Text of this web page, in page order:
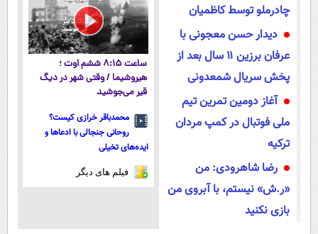
چادرملو توسط کاظمیان
دیدار حسن معجونی با
عرفان برزین ۱۱ سال بعد از
پخش سریال شمعدونی
آغاز دومین تمرین تیم
ملی فوتبال در کمپ مردان
ترکیه
رضا شاهرودی: من
«ر.ش» نیستم، با آبروی من
بازی نکنید
ساعت ۸:۱۵ ششم اوت ؛
هیروشیما / وقتی شهر در دیگ
قیر می‌جوشید
محمدباقر خرازی کیست؟
روحانی جنجالی با ادعاها و
ایده‌های تخیلی
فیلم های دیگر